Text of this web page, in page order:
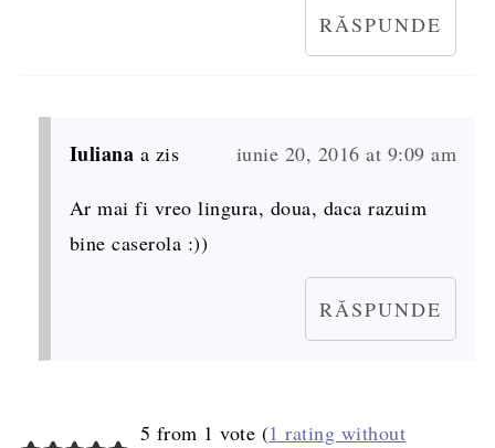
RĂSPUNDE
Iuliana a zis iunie 20, 2016 at 9:09 am
Ar mai fi vreo lingura, doua, daca razuim
bine caserola :))
RĂSPUNDE
5 from 1 vote (1 rating without